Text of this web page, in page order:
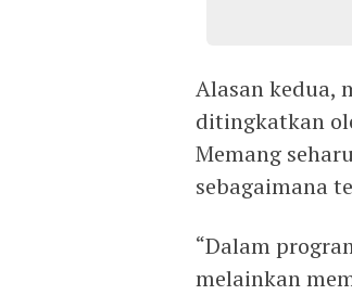
Alasan kedua,
ditingkatkan
Memang
sebagaimana
“Dalam
melainkan